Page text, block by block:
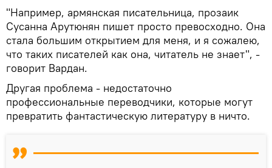
"Например, армянская писательница, прозаик
Сусанна Арутюнян пишет просто превосходно. Она
стала большим открытием для меня, и я сожалею,
что таких писателей как она, читатель не знает", -
говорит Вардан.
Другая проблема - недостаточно
профессиональные переводчики, которые могут
превратить фантастическую литературу в ничто.